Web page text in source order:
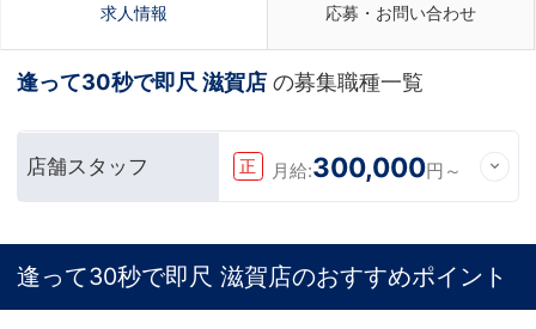
求人情報 応募・お問い合わせ
逢って30秒で即尺 滋賀店 の募集職種一覧
店舗スタッフ 正 月給:300,000円～
逢って30秒で即尺 滋賀店のおすすめポイント